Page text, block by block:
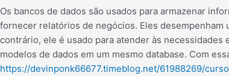
Os bancos de dados são usados para armazenar
fornecer relatórios de negócios. Eles
contrário, ele é usado para atender às
modelos de dados em um mesmo database. Com
https://devinponk66677.timeblog.net/61988269/